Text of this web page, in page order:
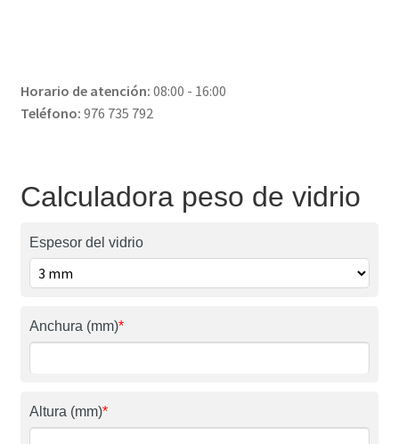
Horario de atención: 08:00 - 16:00
Teléfono: 976 735 792
Calculadora peso de vidrio
Espesor del vidrio
Anchura (mm)*
Altura (mm)*